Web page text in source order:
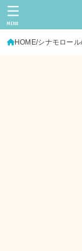
MENU
HOME シナモロール